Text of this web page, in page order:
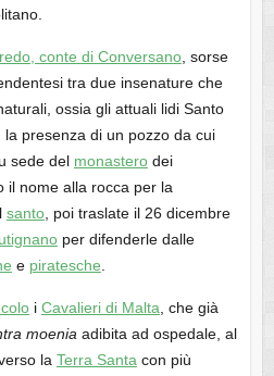
conte di Conversano, sorse
tra due insenature che
ossia gli attuali lidi Santo
presenza di un pozzo da cui
sede del monasterodei
il nome alla rocca per la
santo, poi traslate il 26 dicembre
per difenderle dalle
e piratesche
i Cavalieri di Malta , che già
moenia adibita ad ospedale, al
la Terra Santa con più